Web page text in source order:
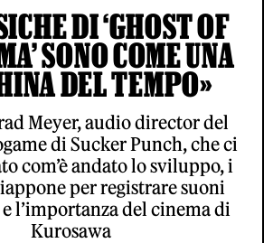
DI ‘GHOST OF
SONO COME UNA
DEL TEMPO»
Meyer, audio director del
di Sucker Punch, che ci
com’è andato lo sviluppo, i
per registrare suoni
l’importanza del cinema di
Kurosawa